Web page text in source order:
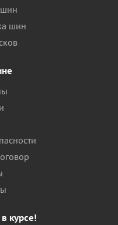
шин
курсе!